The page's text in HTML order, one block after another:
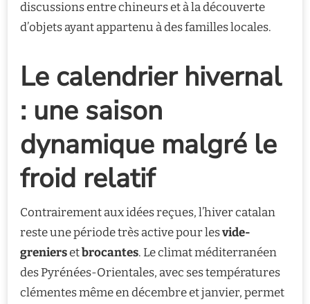
discussions entre chineurs et à la découverte
d’objets ayant appartenu à des familles locales.
Le calendrier hivernal
: une saison
dynamique malgré le
froid relatif
Contrairement aux idées reçues, l’hiver catalan
reste une période très active pour lesvide-
greniersetbrocantes. Le climat méditerranéen
des Pyrénées-Orientales, avec ses températures
clémentes même en décembre et janvier, permet